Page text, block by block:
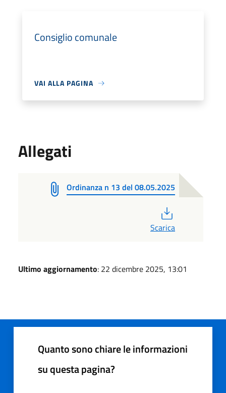
Consiglio comunale
VAI ALLA PAGINA
Allegati
Ordinanza n 13 del 08.05.2025
Scarica
Ultimo aggiornamento: 22 dicembre 2025, 13:01
Quanto sono chiare le informazioni
su questa pagina?